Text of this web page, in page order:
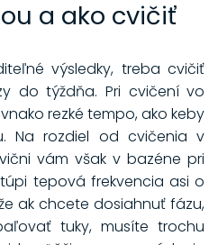
a ako cvičiť
výsledky, treba cvičiť
do týždňa. Pri cvičení vo
rezké tempo, ako keby
Na rozdiel od cvičenia v
vám však v bazéne pri
tepová frekvencia asi o
ak chcete dosiahnuť fázu,
tuky, musíte trochu